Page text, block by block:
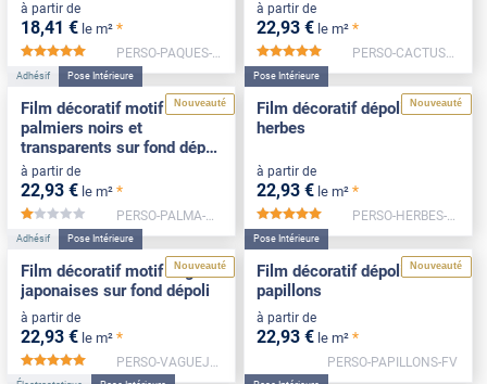
à partir de
18,41 € le m² *
*****
PERSO-PAQUES-FV
à partir de
22,93 € le m² *
*****
PERSO-CACTUS-FV
Nouveauté
Adhésif Pose Intérieure
Film décoratif motif
palmiers noirs et
transparents sur fond dépoli
blanc
à partir de
22,93 € le m² *
*****
PERSO-PALMA-FV
Nouveauté
Pose Intérieure
Film décoratif dépoli motif
herbes
à partir de
22,93 € le m² *
*****
PERSO-HERBES-FV
Nouveauté
Adhésif Pose Intérieure
Film décoratif motif vagues
japonaises sur fond dépoli
à partir de
22,93 € le m² *
*****
PERSO-VAGUEJAPON-FV
Nouveauté
Pose Intérieure
Film décoratif dépoli motif
papillons
à partir de
22,93 € le m² *
PERSO-PAPILLONS-FV